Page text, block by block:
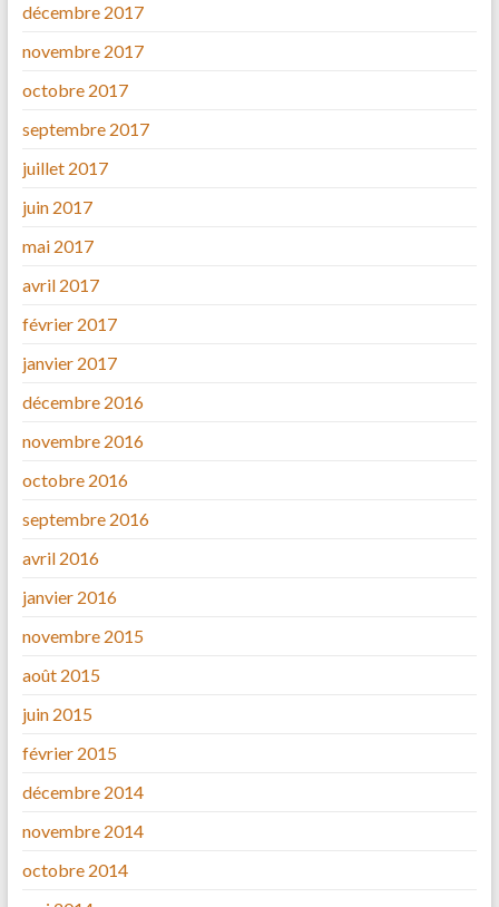
décembre 2017
novembre 2017
octobre 2017
septembre 2017
juillet 2017
juin 2017
mai 2017
avril 2017
février 2017
janvier 2017
décembre 2016
novembre 2016
octobre 2016
septembre 2016
avril 2016
janvier 2016
novembre 2015
août 2015
juin 2015
février 2015
décembre 2014
novembre 2014
octobre 2014